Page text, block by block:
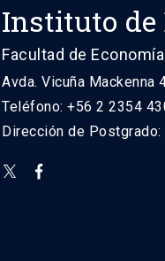
Instituto de
Facultad de
Avda. Vicuña Mackenna
Teléfono: +56 2 2354
Dirección de